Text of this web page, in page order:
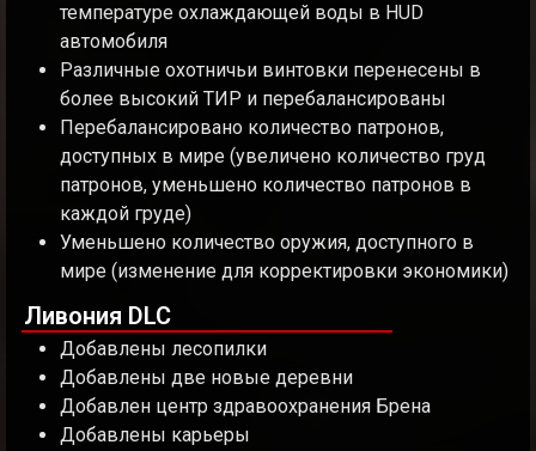
температуре охлаждающей воды в HUD
автомобиля
Различные охотничьи винтовки перенесены в
более высокий ТИР и перебалансированы
Перебалансировано количество патронов,
доступных в мире (увеличено количество груд
патронов, уменьшено количество патронов в
каждой груде)
Уменьшено количество оружия, доступного в
мире (изменение для корректировки экономики)
Ливония DLC
Добавлены лесопилки
Добавлены две новые деревни
Добавлен центр здравоохранения Брена
Добавлены карьеры